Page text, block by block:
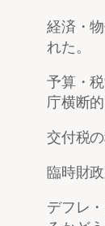
経済・
れた。
予算・
庁横断
交付税
臨時財
デフレ